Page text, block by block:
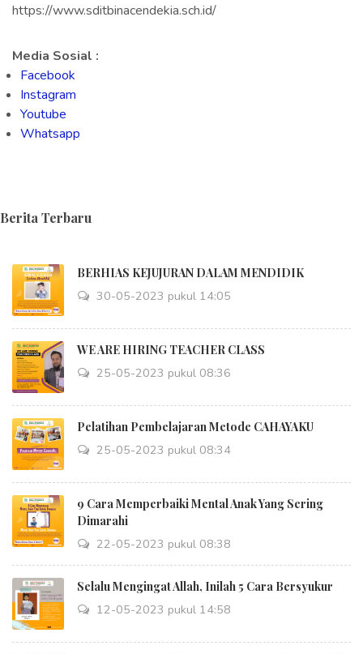
https://www.sditbinacendekia.sch.id/
Media Sosial :
Facebook
Instagram
Youtube
Whatsapp
Berita Terbaru
BERHIAS KEJUJURAN DALAM MENDIDIK
30-05-2023 pukul 14:05
WE ARE HIRING TEACHER CLASS
25-05-2023 pukul 08:36
Pelatihan Pembelajaran Metode CAHAYAKU
25-05-2023 pukul 08:34
9 Cara Memperbaiki Mental Anak Yang Sering
Dimarahi
22-05-2023 pukul 08:38
Selalu Mengingat Allah, Inilah 5 Cara Bersyukur
12-05-2023 pukul 14:58